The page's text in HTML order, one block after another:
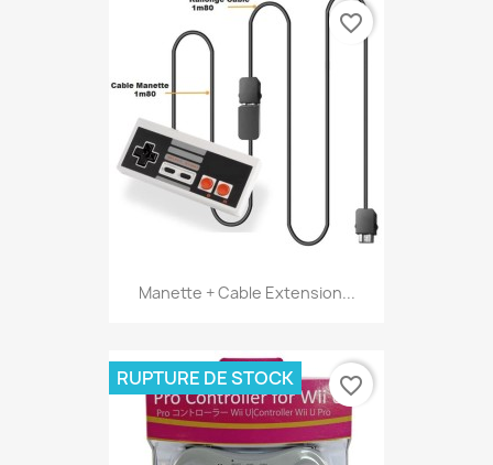
Manette + Cable Extension...
favorite_border
RUPTURE DE STOCK favorite_border